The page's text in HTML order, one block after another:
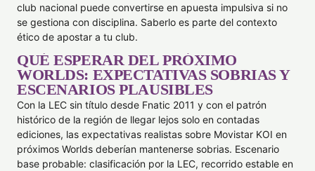
club nacional puede convertirse en apuesta impulsiva si no
se gestiona con disciplina. Saberlo es parte del contexto
ético de apostar a tu club.
QUÉ ESPERAR DEL PRÓXIMO
WORLDS: EXPECTATIVAS SOBRIAS Y
ESCENARIOS PLAUSIBLES
Con la LEC sin título desde Fnatic 2011 y con el patrón
histórico de la región de llegar lejos solo en contadas
ediciones, las expectativas realistas sobre Movistar KOI en
próximos Worlds deberían mantenerse sobrias. Escenario
base probable: clasificación por la LEC, recorrido estable en